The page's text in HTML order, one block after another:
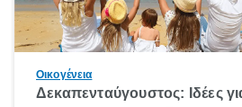
Οικογένεια
Δεκαπενταύγουστος: Ιδέες